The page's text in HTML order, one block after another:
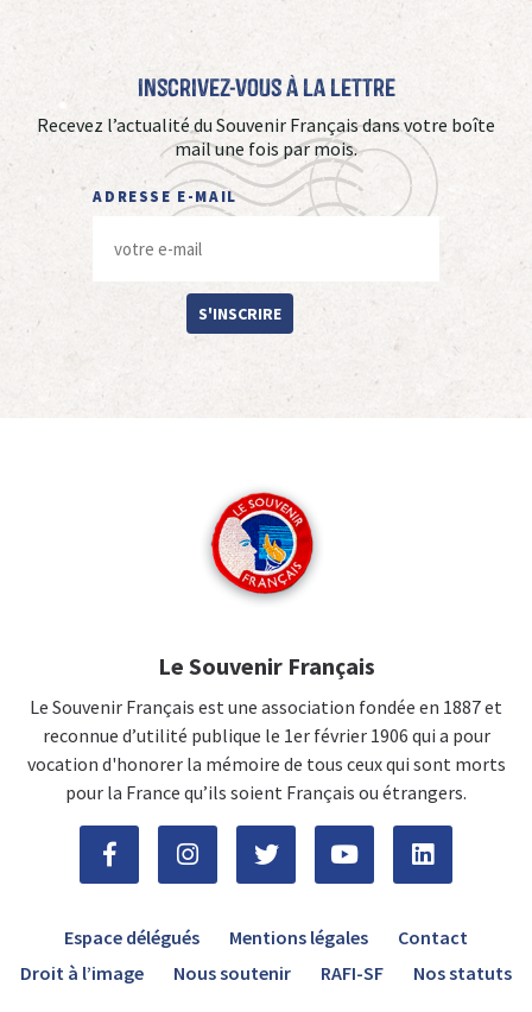
Inscrivez-vous à La Lettre
Recevez l’actualité du Souvenir Français dans votre boîte
mail une fois par mois.
ADRESSE E-MAIL
S'INSCRIRE
Le Souvenir Français
Le Souvenir Français est une association fondée en 1887 et
reconnue d’utilité publique le 1er février 1906 qui a pour
vocation d'honorer la mémoire de tous ceux qui sont morts
pour la France qu’ils soient Français ou étrangers.
Espace délégués Mentions légales
Contact
Droit à l’image
Nous soutenir RAFI-SF Nos statuts